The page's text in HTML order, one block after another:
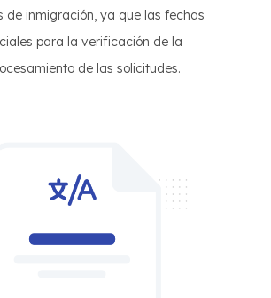
de inmigración, ya que las fechas
para la verificación de la
de las solicitudes.